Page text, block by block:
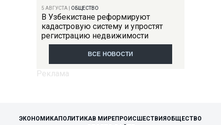
5 АВГУСТА ОБЩЕСТВО
В Узбекистане реформируют
кадастровую систему и упростят
регистрацию недвижимости
ВСЕ НОВОСТИ
ЭКОНОМИКАПОЛИТИКАВ МИРЕПРОИСШЕСТВИЯОБЩЕСТВО